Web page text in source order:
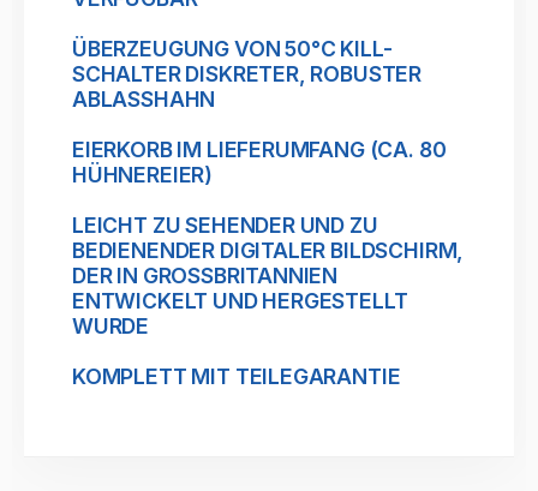
ÜBERZEUGUNG VON 50°C KILL-
SCHALTER DISKRETER, ROBUSTER
ABLASSHAHN
EIERKORB IM LIEFERUMFANG (CA. 80
HÜHNEREIER)
LEICHT ZU SEHENDER UND ZU
BEDIENENDER DIGITALER BILDSCHIRM,
DER IN GROSSBRITANNIEN
ENTWICKELT UND HERGESTELLT
WURDE
KOMPLETT MIT TEILEGARANTIE